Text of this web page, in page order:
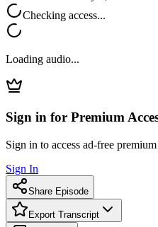
Checking access...
Loading audio...
Sign in for Premium
Sign in to access ad-free
Sign In
Share Episode
Export Transcript